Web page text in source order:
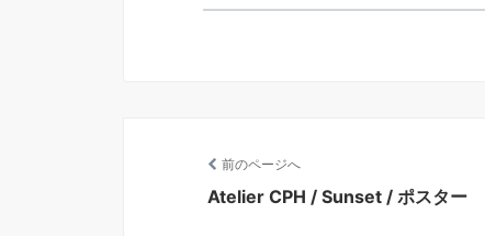
前のページへ
Atelier CPH / Sunset / ポスター